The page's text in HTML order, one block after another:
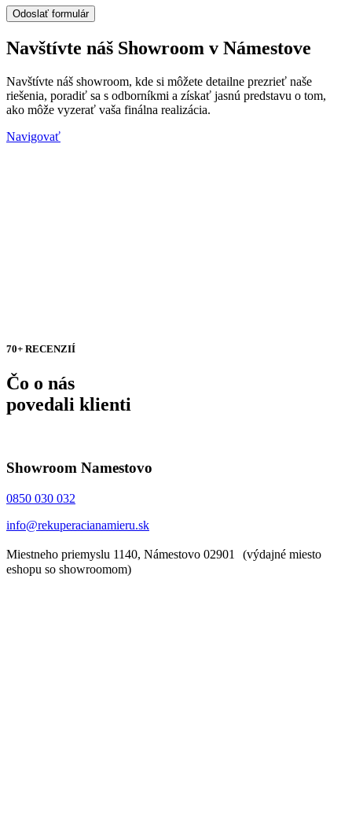
Navštívte náš Showroom v Námestove
Navštívte náš showroom, kde si môžete detailne prezrieť naše
riešenia, poradiť sa s odborníkmi a získať jasnú predstavu o tom,
ako môže vyzerať vaša finálna realizácia.
Navigovať
70+ RECENZIÍ
Čo o nás
povedali klienti
Showroom Namestovo
0850 030 032
info@rekuperacianamieru.sk
Miestneho priemyslu 1140, Námestovo 02901 (výdajné miesto
eshopu so showroomom)